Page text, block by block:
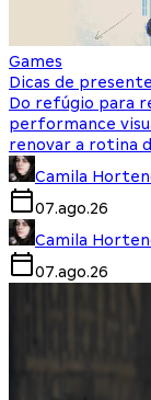
Games
Dicas de
Do refúgio para
performance
renovar a rotina
Camila
07.ago.26
Camila
07.ago.26